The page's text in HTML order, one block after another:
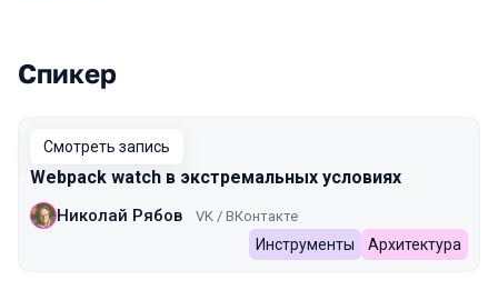
Выступления в сезоне 2024 Spring
Спикер
Смотреть запись
Webpack watch в экстремальных условиях
Николай Рябов VK / ВКонтакте
Инструменты Архитектура